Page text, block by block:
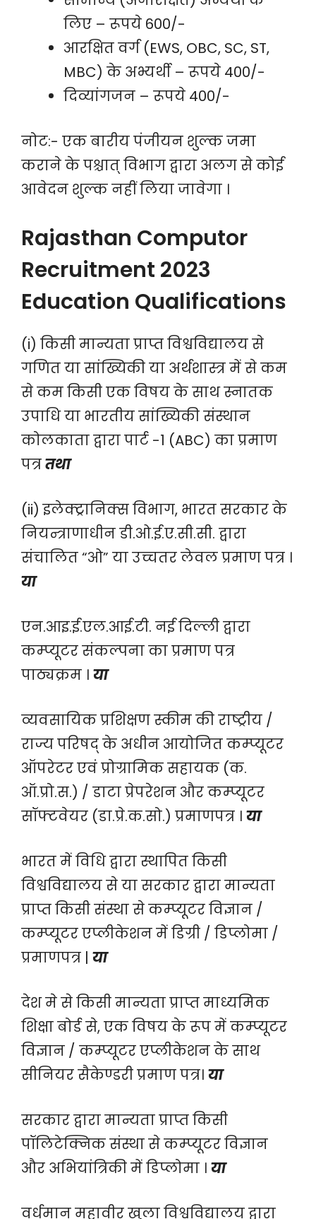
लिए – रूपये 600/-
आरक्षित वर्ग (EWS, OBC, SC, ST,
MBC) के अभ्यर्थी – रूपये 400/-
दिव्यांगजन – रूपये 400/-
नोट:- एक बारीय पंजीयन शुल्क जमा
कराने के पश्चात् विभाग द्वारा अलग से कोई
आवेदन शुल्क नहीं लिया जावेगा ।
Rajasthan Computor
Recruitment 2023
Education Qualifications
(i) किसी मान्यता प्राप्त विश्वविद्यालय से
गणित या सांख्यिकी या अर्थशास्त्र में से कम
से कम किसी एक विषय के साथ स्नातक
उपाधि या भारतीय सांख्यिकी संस्थान
कोलकाता द्वारा पार्ट -1 (ABC) का प्रमाण
पत्रतथा
(ii) इलेक्ट्रानिक्स विभाग, भारत सरकार के
नियन्त्राणाधीन डी.ओ.ई.ए.सी.सी. द्वारा
संचालित “ओ” या उच्चतर लेवल प्रमाण पत्र ।
या
एन.आइ.ई.एल.आई.टी. नई दिल्ली द्वारा
कम्प्यूटर संकल्पना का प्रमाण पत्र
पाठ्यक्रम । या
व्यवसायिक प्रशिक्षण स्कीम की राष्ट्रीय /
राज्य परिषद् के अधीन आयोजित कम्प्यूटर
ऑपरेटर एवं प्रोग्रामिक सहायक (क.
ऑ.प्रो.स.) / डाटा प्रेपरेशन और कम्प्यूटर
सॉफ्टवेयर (डा.प्रे.क.सो.) प्रमाणपत्र । या
भारत में विधि द्वारा स्थापित किसी
विश्वविद्यालय से या सरकार द्वारा मान्यता
प्राप्त किसी संस्था से कम्प्यूटर विज्ञान /
कम्प्यूटर एप्लीकेशन में डिग्री / डिप्लोमा /
प्रमाणपत्र | या
देश मे से किसी मान्यता प्राप्त माध्यमिक
शिक्षा बोर्ड से, एक विषय के रूप में कम्प्यूटर
विज्ञान / कम्प्यूटर एप्लीकेशन के साथ
सीनियर सैकेण्डरी प्रमाण पत्र। या
सरकार द्वारा मान्यता प्राप्त किसी
पॉलिटेक्निक संस्था से कम्प्यूटर विज्ञान
और अभियांत्रिकी में डिप्लोमा । या
वर्धमान महावीर खुला विश्वविद्यालय द्वारा